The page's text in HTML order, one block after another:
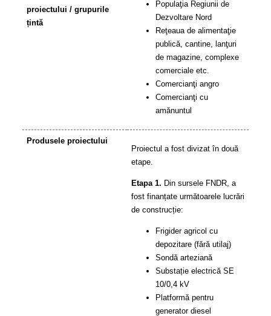
proiectului / grupurile
țintă
Populaţia Regiunii de
Dezvoltare Nord
Reţeaua de alimentaţie
publică, cantine, lanţuri
de magazine, complexe
comerciale etc.
Comercianţi angro
Comercianţi cu
amănuntul
Produsele proiectului
Proiectul a fost divizat în două
etape.
Etapa 1. Din sursele FNDR, a
fost finanțate următoarele lucrări
de construcție:
Frigider agricol cu
depozitare (fără utilaj)
Sondă arteziană
Substație electrică SE
10/0,4 kV
Platformă pentru
generator diesel